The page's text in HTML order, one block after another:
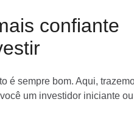
confiante
é sempre bom. Aqui,
um investidor iniciante